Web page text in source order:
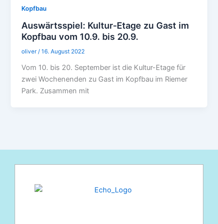
Kopfbau
Auswärtsspiel: Kultur-Etage zu Gast im
Kopfbau vom 10.9. bis 20.9.
oliver/16. August 2022
Vom 10. bis 20. September ist die Kultur-Etage für
zwei Wochenenden zu Gast im Kopfbau im Riemer
Park. Zusammen mit